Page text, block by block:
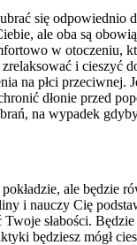
się
ale oba są
w otoczeniu,
i
na płci
dłonie przed
na wypadek
ale będzie
i nauczy Cię
słabości.
będziesz mógł